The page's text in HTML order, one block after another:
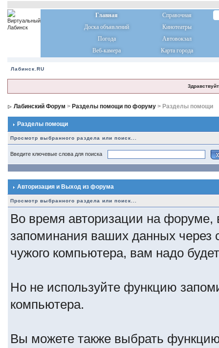
Главная
Справочная
Доска объявлений
Кинотеатры
Погода
Автовокзал
Веб-камера
Карта города
Лабинск.RU
Лабинский Форум > Разделы помощи по форуму> Разделы помощи
Разделы помощи
Просмотр выбранного раздела или поиск...
Введите ключевые слова для поиска
Авторизация и Выход из форума
Просмотр выбранного раздела или поиск...
Во время авторизации на
запоминания ваших данных
чужого компьютера, вам надо
Но не используйте функцию
компьютера.
Вы можете также выбрать функцию